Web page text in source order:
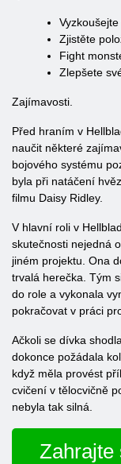
Zjistěte
Fight
Zlepšete
Zajímavosti.
Před hraním v
naučit některé
bojového systému
byla při natáčení
filmu Daisy Ridley.
V hlavní roli v
skutečnosti nejedná
jiném projektu. Ona
trvalá herečka. Tým
do role a vykonala
pokračovat v práci
Ačkoli se dívka
dokonce požádala
když měla provést
cvičení v tělocvičně
nebyla tak silná.
Zahrajte